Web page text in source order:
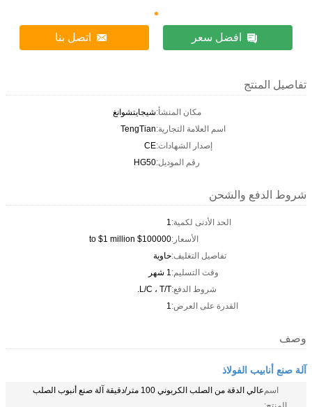
افضل سعر اتصل بنا
تفاصيل المنتج
مكان المنشأ:شيجايتشوانغ
اسم العلامة التجارية:TengTian
إصدار الشهادات:CE
رقم الموديل:HG50
شروط الدفع والشحن
الحد الأدنى لكمية:1
الأسعار:$100000 to $1 million
تفاصيل التغليف:حاوية
وقت التسليم:1 شهر
شروط الدفع:L/C ، T/T.
القدرة على العرض:1
وصف
آلة صنع أنابيب الفولاذ
اسمعالي الدقة من الصلب الكربوني 100 متر/دقيقة آلة صنع أنبوب الصلب